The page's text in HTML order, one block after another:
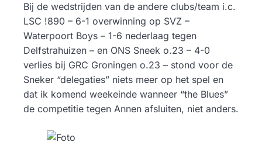
Bij de wedstrijden van de andere clubs/team i.c.
LSC !890 – 6-1 overwinning op SVZ –
Waterpoort Boys – 1-6 nederlaag tegen
Delfstrahuizen – en ONS Sneek o.23 – 4-0
verlies bij GRC Groningen o.23 – stond voor de
Sneker “delegaties” niets meer op het spel en
dat ik komend weekeinde wanneer “the Blues”
de competitie tegen Annen afsluiten, niet anders.